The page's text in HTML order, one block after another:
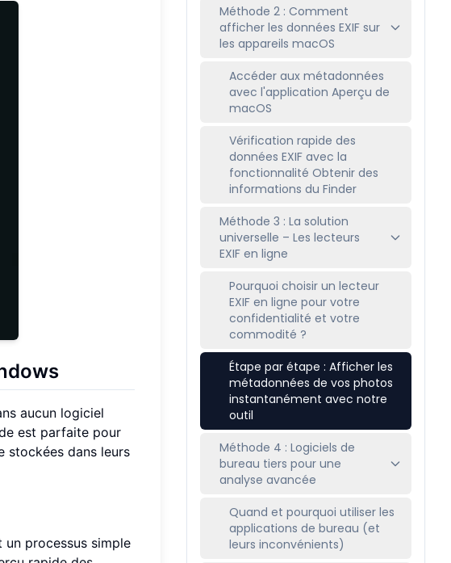
aucun logiciel
est parfaite pour
stockées dans leurs
processus simple
Méthode 2 : Comment
afficher les données EXIF sur
les appareils macOS
Accéder aux métadonnées
avec l'application Aperçu de
macOS
Vérification rapide des
données EXIF avec la
fonctionnalité Obtenir des
informations du Finder
Méthode 3 : La solution
universelle – Les lecteurs
EXIF en ligne
Pourquoi choisir un lecteur
EXIF en ligne pour votre
confidentialité et votre
commodité ?
Étape par étape : Afficher les
métadonnées de vos photos
instantanément avec notre
outil
Méthode 4 : Logiciels de
bureau tiers pour une
analyse avancée
Quand et pourquoi utiliser les
applications de bureau (et
leurs inconvénients)